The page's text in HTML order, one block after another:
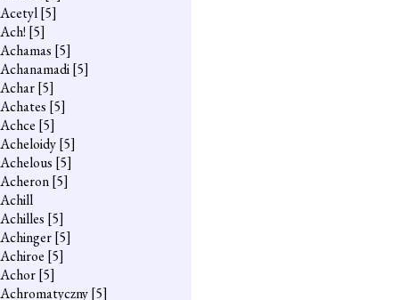
Acetyl[5]
Ach! [5]
Achamas [5]
Achanamadi[5]
Achar[5]
Achates [5]
Achce [5]
Acheloidy[5]
Achelous [5]
Acheron[5]
Achill
Achilles [5]
Achinger[5]
Achiroe [5]
Achor[5]
Achromatyczny[5]